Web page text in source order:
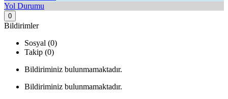
Yol Durumu
0
Bildirimler
Sosyal (0)
Takip (0)
Bildiriminiz bulunmamaktadır.
Bildiriminiz bulunmamaktadır.